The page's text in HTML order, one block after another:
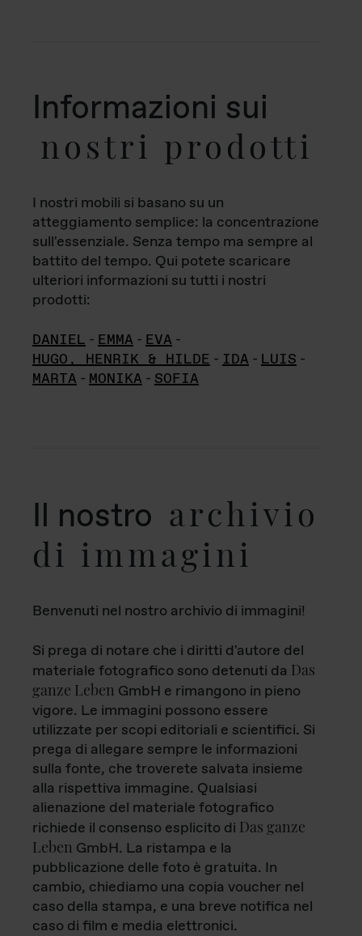
Informazioni sui
nostri prodotti
I nostri mobili si basano su un
atteggiamento semplice: la concentrazione
sull'essenziale. Senza tempo ma sempre al
battito del tempo. Qui potete scaricare
ulteriori informazioni su tutti i nostri
prodotti:
DANIEL - EMMA - EVA -
HUGO, HENRIK & HILDE - IDA - LUIS -
MARTA - MONIKA - SOFIA
Il nostro archivio
di immagini
Benvenuti nel nostro archivio di immagini!
Si prega di notare che i diritti d'autore del
materiale fotografico sono detenuti da Das
ganze Leben GmbH e rimangono in pieno
vigore. Le immagini possono essere
utilizzate per scopi editoriali e scientifici. Si
prega di allegare sempre le informazioni
sulla fonte, che troverete salvata insieme
alla rispettiva immagine. Qualsiasi
alienazione del materiale fotografico
richiede il consenso esplicito di Das ganze
Leben GmbH. La ristampa e la
pubblicazione delle foto è gratuita. In
cambio, chiediamo una copia voucher nel
caso della stampa, e una breve notifica nel
caso di film e media elettronici.